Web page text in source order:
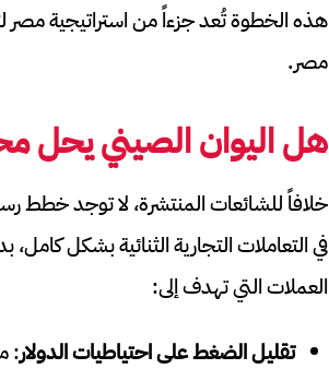
هذه الخطوة تُعد جزءاً من استراتيجية مصر
مصر.
هل اليوان الصيني يحل
خلافاً للشائعات المنتشرة، لا توجد خطط
في التعاملات التجارية الثنائية بشكل
العملات التي تهدف إلى:
تقليل الضغط على احتياطيات الدولار: